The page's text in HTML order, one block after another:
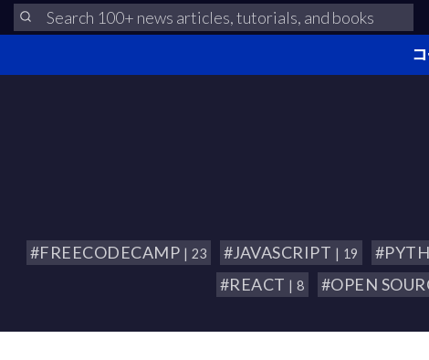
#FREECODECAMP | 23 #JAVASCRIPT | 19
#REACT | 8 #OPEN